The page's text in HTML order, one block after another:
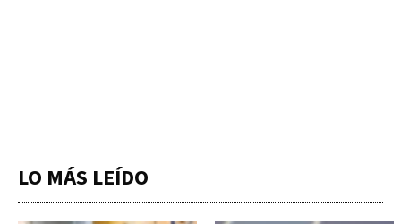
LO MÁS LEÍDO